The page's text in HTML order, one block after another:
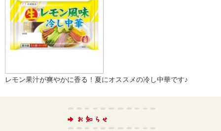
レモン果汁が爽やかに香る！夏にオススメの冷し中華です♪